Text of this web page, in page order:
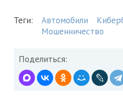
Теги: Автомобили
Мошенничество
Поделиться: